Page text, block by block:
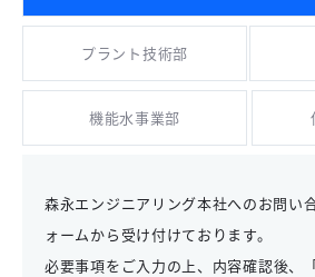
プラント技術部
機能水事業部
森永エンジニアリング本社へのお問い
ォームから受け付けております。
必要事項をご入力の上、 内容確認後、